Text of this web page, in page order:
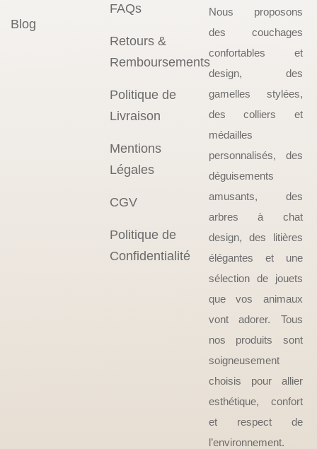
Blog
FAQs
Retours &
Remboursements
Politique de
Livraison
Mentions
Légales
CGV
Politique de
Confidentialité
Nous proposons
des couchages
confortables et
design, des
gamelles stylées,
des colliers et
médailles
personnalisés, des
déguisements
amusants, des
arbres à chat
design, des litières
élégantes et une
sélection de jouets
que vos animaux
vont adorer. Tous
nos produits sont
soigneusement
choisis pour allier
esthétique, confort
et respect de
l’environnement.